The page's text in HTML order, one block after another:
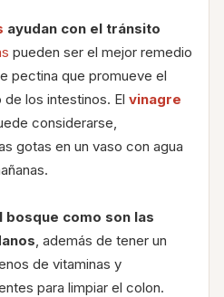
ayudan con el tránsito
pueden ser el mejor remedio
pectina que promueve el
los intestinos. El vinagre
considerarse,
gotas en un vaso con agua
como son las
, además de tener un
de vitaminas y
para limpiar el colon.